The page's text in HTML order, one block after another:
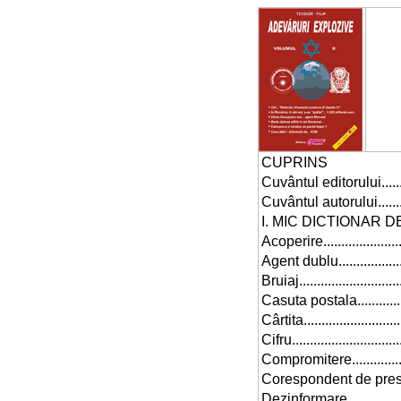
CUPRINS
Cuvântul
Cuvântul
I. MIC DICTIONAR
Agent
Casuta
Corespondent de